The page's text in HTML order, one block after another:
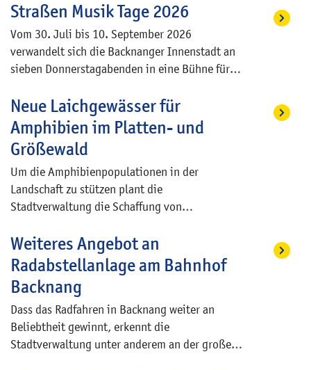
Einsatz ausgezeichnet. Oberbürgermeister
Maximilian Friedrich betonte in seiner
Ansprache die zentrale Bedeutung des
Ehrenamts für das gesellschaftliche Leben der
Straßen Musik Tage 2026
Vom 30. Juli bis 10. September 2026
verwandelt sich die Backnanger Innenstadt an
sieben Donnerstagabenden in eine Bühne für
bieten ein offenes Musikformat, bei dem
Künstlerinnen und Künstler aus der Region an
wechselnden Orten in der Innenstadt auftreten
– direkt, nahbar und unter freiem Himmel.
Neue Laichgewässer für
Amphibien im Platten- und
Größewald
Um die Amphibienpopulationen in der
Landschaft zu stützen plant die
Stadtverwaltung die Schaffung von
Verbund von mehreren Gewässern angelegt,
damit die Tiere bei zunehmender
Niederschlagsarmut und Trockenperioden auf
andere Biotope ausweichen können. Die neuen
Habitate werden schrittweise in 2026 und 2027
umgesetzt. In der ersten Bauphase wird ab dem
30. März im Gewann Fuchshau in der Senke an
Weiteres Angebot an
Radabstellanlage am Bahnhof
Backnang
Dass das Radfahren in Backnang weiter an
Beliebtheit gewinnt, erkennt die
Stadtverwaltung unter anderem an der großen